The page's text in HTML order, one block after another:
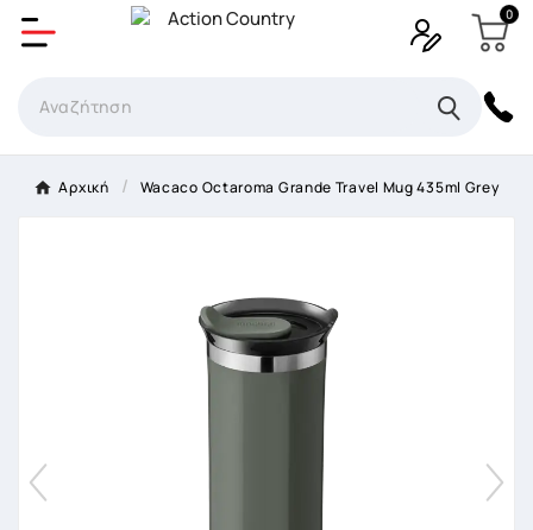
0
Αρχική Wacaco Octaroma Grande Travel Mug 435ml Grey
Δημιουργία λίστα επιθυμητών
×
Όνομα Λίστα επιθυμιτών